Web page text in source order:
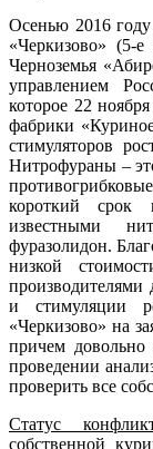
Осенью 2016
«Черкизово» (5-
Черноземья
управлением
которое 22
фабрики
стимуляторов
Нитрофураны –
короткий срок
известными
фуразолидон.
низкой
производителями
и стимуляции
«Черкизово» на
причем
проведении
проверить все
Статус
собственной